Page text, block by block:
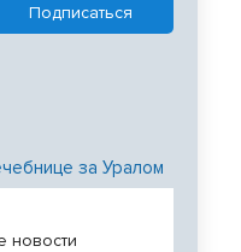
за Уралом
новости